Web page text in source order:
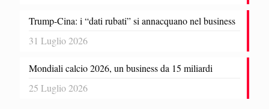
Trump-Cina: i “dati rubati” si annacquano nel business
31 Luglio 2026
Mondiali calcio 2026, un business da 15 miliardi
25 Luglio 2026